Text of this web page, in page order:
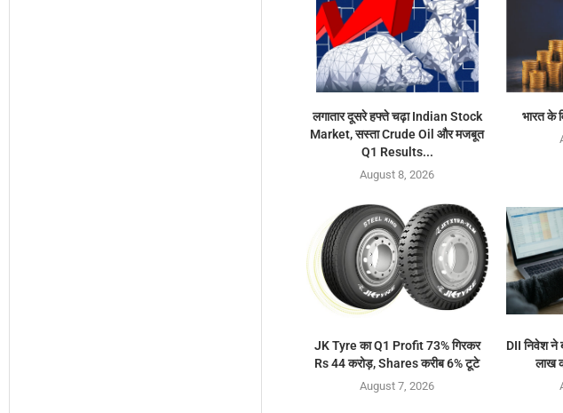
लगातार दूसरे हफ्ते चढ़ा Indian Stock
Market, सस्ता Crude Oil और मजबूत
Q1 Results...
August 8, 2026
भारत के
JK Tyre का Q1 Profit 73% गिरकर
Rs 44 करोड़, Shares करीब 6% टूटे
August 7, 2026
DII निवेश ने
लाख